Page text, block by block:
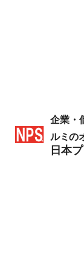
企業・
ルミの
日本
製
8インチ